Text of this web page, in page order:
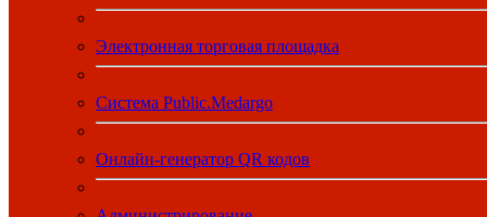
Электронная торговая площадка
Система Public.Medargo
Онлайн-генератор QR кодов